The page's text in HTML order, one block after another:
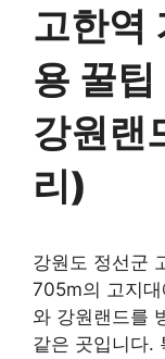
고한역
용 꿀
강원랜
리)
강원도 정선군
705m의 고지
와 강원랜드를
같은 곳입니다.